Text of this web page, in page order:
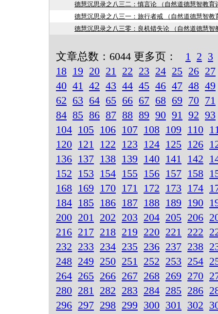
德慧沉思录之八三二：慎言论 （自然道德慧智教育
德慧沉思录之八三一：旅行者戒 （自然道德慧智教
德慧沉思录之八三零：良机错失论 （自然道德慧智
文章总数：6044 更多页： 1 2 3
18 19 20 21 22 23 24 25 26 27
40 41 42 43 44 45 46 47 48 49
62 63 64 65 66 67 68 69 70 71
84 85 86 87 88 89 90 91 92 93
104 105 106 107 108 109 110
120 121 122 123 124 125 126
136 137 138 139 140 141 142
152 153 154 155 156 157 158
168 169 170 171 172 173 174
184 185 186 187 188 189 190
200 201 202 203 204 205 206
216 217 218 219 220 221 222
232 233 234 235 236 237 238
248 249 250 251 252 253 254
264 265 266 267 268 269 270
280 281 282 283 284 285 286
296 297 298 299 300 301 302